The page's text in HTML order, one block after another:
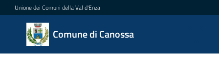
Vai al contenuto
Vai alla navigazione
Vai al footer
Unione dei Comuni della Val d'Enza
Comune di Canossa
Comune
di